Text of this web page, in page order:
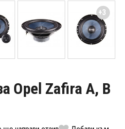
Opel Zafira A, B
+3